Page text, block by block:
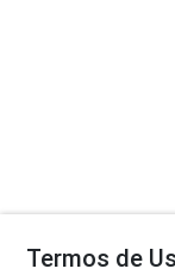
Termos de